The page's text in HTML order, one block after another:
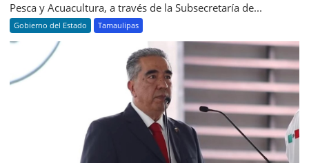
Pesca y Acuacultura, a través de la Subsecretaría de...
Gobierno del Estado Tamaulipas